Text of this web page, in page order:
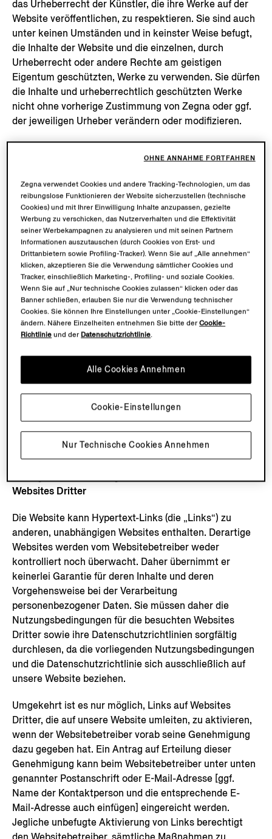
das Urheberrecht der Künstler, die ihre Werke auf der
Website veröffentlichen, zu respektieren. Sie sind auch
unter keinen Umständen und in keinster Weise befugt,
die Inhalte der Website und die einzelnen, durch
Urheberrecht oder andere Rechte am geistigen
Eigentum geschützten, Werke zu verwenden. Sie dürfen
die Inhalte und urheberrechtlich geschützten Werke
nicht ohne vorherige Zustimmung von Zegna oder ggf.
der jeweiligen Urheber verändern oder modifizieren.
dargestellten Waren- und Unterscheidungszeichen
(auch für Unterscheidungszwecke von Artikeln) ist die
Zegna Gruppe, die sich auch das ausschließliche
Nutzungsrecht vorbehält. Unbefugte Verwendung oder
nicht gesetzeskonforme Verwendung ist strengstens
untersagt und kann Rechtsfolgen nach sich ziehen. Sie
sind unter keinen Umständen berechtigt, die besagten
auf der Website dargestellten Marken und die anderen
Unterscheidungszeichen zu verwenden, um sich (auch
indirekt) mit der unverwechselbaren Eigenschaft oder
der Popularität der Marken der Zegna Gruppe auf eine
Weise einen unangemessenen Vorteil zu verschaffen.
Die Domäne zegna.de und sämtliche Ableitungen
daraus sowie sämtliche Unterdomänen sind Eigentum
der Zegna Gruppe. Es ist nicht gestattet, auch nicht
indirekt, diese ohne vorherige schriftliche Zustimmung
ihrer Eigentümer zu verwenden.
Websites Dritter
Die Website kann Hypertext-Links (die „Links“) zu
anderen, unabhängigen Websites enthalten. Derartige
Websites werden vom Websitebetreiber weder
kontrolliert noch überwacht. Daher übernimmt er
keinerlei Garantie für deren Inhalte und deren
Vorgehensweise bei der Verarbeitung
personenbezogener Daten. Sie müssen daher die
Nutzungsbedingungen für die besuchten Websites
Dritter sowie ihre Datenschutzrichtlinien sorgfältig
durchlesen, da die vorliegenden Nutzungsbedingungen
und die Datenschutzrichtlinie sich ausschließlich auf
unsere Website beziehen.
Umgekehrt ist es nur möglich, Links auf Websites
Dritter, die auf unsere Website umleiten, zu aktivieren,
wenn der Websitebetreiber vorab seine Genehmigung
dazu gegeben hat. Ein Antrag auf Erteilung dieser
Genehmigung kann beim Websitebetreiber unter unten
genannter Postanschrift oder E-Mail-Adresse [ggf.
Name der Kontaktperson und die entsprechende E-
Mail-Adresse auch einfügen] eingereicht werden.
Jegliche unbefugte Aktivierung von Links berechtigt
Zegna verwendet Cookies und andere Tracking-Technologien, um das
reibungslose Funktionieren der Website sicherzustellen (technische
Cookies) und mit Ihrer Einwilligung Inhalte anzupassen, gezielte
Werbung zu verschicken, das Nutzerverhalten und die Effektivität
seiner Werbekampagnen zu analysieren und mit seinen Partnern
Informationen auszutauschen (durch Cookies von Erst- und
Drittanbietern sowie Profiling-Tracker). Wenn Sie auf „Alle annehmen“
klicken, akzeptieren Sie die Verwendung sämtlicher Cookies und
Tracker, einschließlich Marketing-, Profiling- und soziale Cookies.
Wenn Sie auf „Nur technische Cookies zulassen“ klicken oder das
Banner schließen, erlauben Sie nur die Verwendung technischer
Cookies. Sie können Ihre Einstellungen unter „Cookie-Einstellungen“
ändern. Nähere Einzelheiten entnehmen Sie bitte derCookie-
Richtlinie und der Datenschutzrichtlinie.
Nur Technische Cookies Annehmen
Alle Cookies Annehmen
Cookie-Einstellungen
OHNE ANNAHME FORTFAHREN